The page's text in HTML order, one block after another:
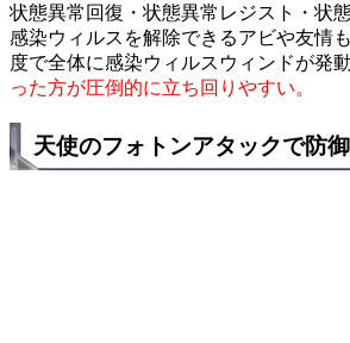
状態異常回復・状態異常レジスト・状
感染ウィルスを解除できるアビや友情
度で全体に感染ウィルスウィンドが発
った方が圧倒的に立ち回りやすい。
天使のフォトンアタックで防